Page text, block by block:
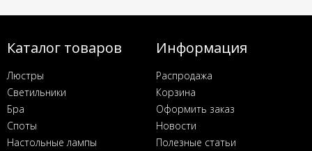
Каталог товаров
Люстры
Светильники
Бра
Споты
Настольные лампы
Информация
Распродажа
Корзина
Оформить заказ
Новости
Полезные статьи